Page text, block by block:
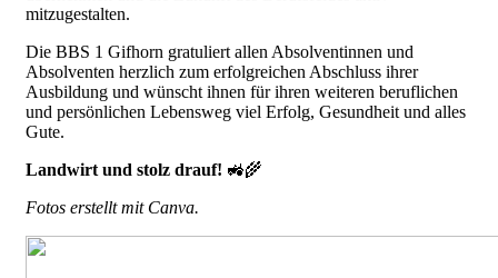
mitzugestalten.
Die BBS 1 Gifhorn gratuliert allen Absolventinnen und
Absolventen herzlich zum erfolgreichen Abschluss ihrer
Ausbildung und wünscht ihnen für ihren weiteren beruflichen
und persönlichen Lebensweg viel Erfolg, Gesundheit und alles
Gute.
Landwirt und stolz drauf! 🚜🌾
Fotos erstellt mit Canva.